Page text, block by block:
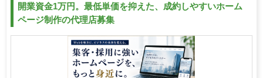
開業資金1万円。最低単価を抑えた、成約しやすいホーム
ページ制作の代理店募集